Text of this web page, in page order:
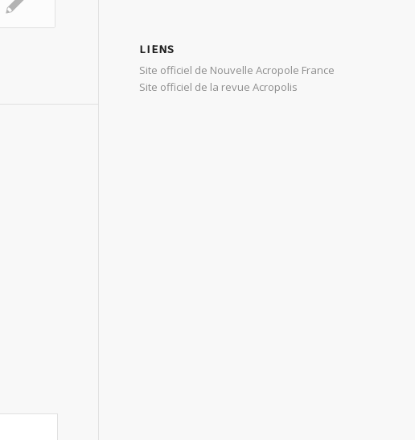
LIENS
Site officiel de Nouvelle Acropole France
Site officiel de la revue Acropolis